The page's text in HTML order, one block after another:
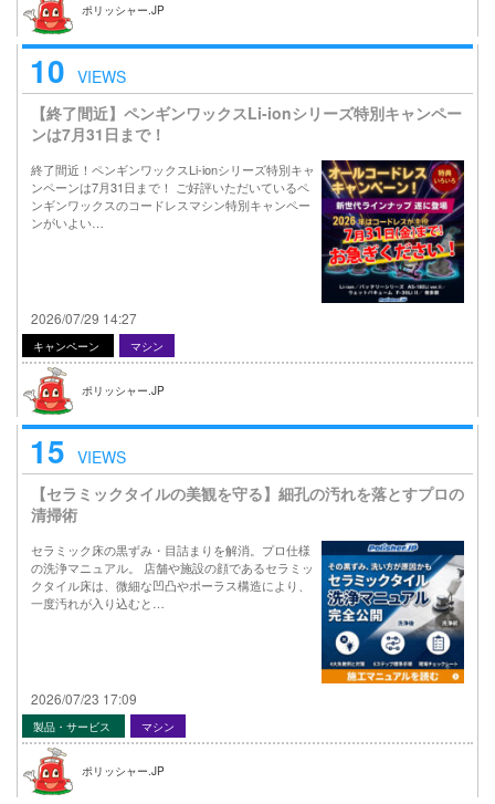
ポリッシャー.JP
10 VIEWS
【終了間近】ペンギンワックスLi-ionシリーズ特別キャンペー
ンは7月31日まで！
終了間近！ペンギンワックスLi-ionシリーズ特別キャ
ンペーンは7月31日まで！ ご好評いただいているペ
ンギンワックスのコードレスマシン特別キャンペー
ンがいよい…
2026/07/29 14:27
キャンペーン マシン
ポリッシャー.JP
15 VIEWS
【セラミックタイルの美観を守る】細孔の汚れを落とすプロの
清掃術
セラミック床の黒ずみ・目詰まりを解消。プロ仕様
の洗浄マニュアル。 店舗や施設の顔であるセラミッ
クタイル床は、微細な凹凸やポーラス構造により、
一度汚れが入り込むと…
2026/07/23 17:09
製品・サービス マシン
ポリッシャー.JP